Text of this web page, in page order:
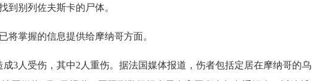
到别列佐夫斯卡的尸体。
将掌握的信息提供给摩纳哥方面。
成3人受伤，其中2人重伤。据法国媒体报道，伤者包括定居在摩纳哥的乌